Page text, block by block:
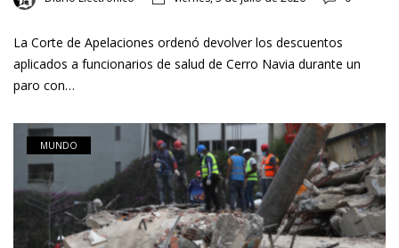
La Corte de Apelaciones ordenó devolver los descuentos
aplicados a funcionarios de salud de Cerro Navia durante un
paro con…
MUNDO